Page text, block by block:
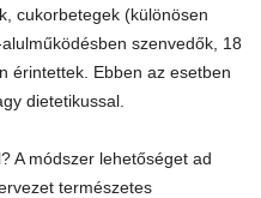
cukorbetegek (különösen
szenvedők, 18
érintettek. Ebben az esetben
dietetikussal.
A módszer lehetőséget ad
természetes